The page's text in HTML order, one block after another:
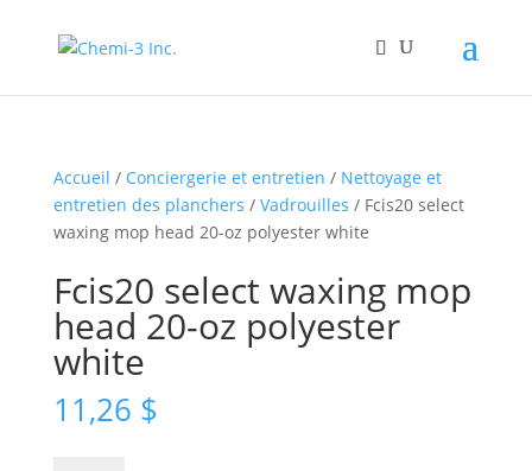
Accueil / Conciergerie et entretien / Nettoyage et
entretien des planchers / Vadrouilles / Fcis20 select
waxing mop head 20-oz polyester white
Fcis20 select waxing mop
head 20-oz polyester
white
11,26 $